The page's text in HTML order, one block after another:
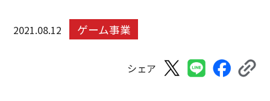
2021.08.12 ゲーム事業
シェア